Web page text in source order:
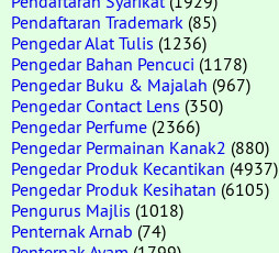
Pendaftaran Trademark (85)
Pengedar Alat Tulis (1236)
Pengedar Bahan Pencuci (1178)
Pengedar Buku & Majalah (967)
Pengedar Contact Lens (350)
Pengedar Perfume (2366)
Pengedar Permainan Kanak2 (880)
Pengedar Produk Kecantikan (4937)
Pengedar Produk Kesihatan (6105)
Pengurus Majlis (1018)
Penternak Arnab (74)